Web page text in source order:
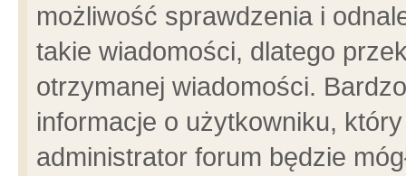
możliwość sprawdzenia i
takie wiadomości, dlatego
otrzymanej wiadomości.
informacje o użytkowniku,
administrator forum będzie